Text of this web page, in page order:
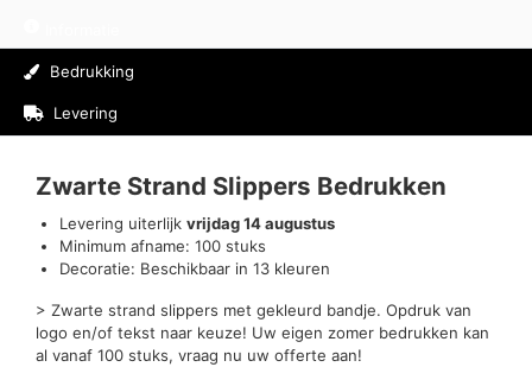
Bedrukking
Levering
Zwarte Strand Slippers Bedrukken
Levering uiterlijk vrijdag 14 augustus
Minimum afname: 100 stuks
Decoratie: Beschikbaar in 13 kleuren
> Zwarte strand slippers met gekleurd bandje. Opdruk van
logo en/of tekst naar keuze! Uw eigen zomer bedrukken kan
al vanaf 100 stuks, vraag nu uw offerte aan!